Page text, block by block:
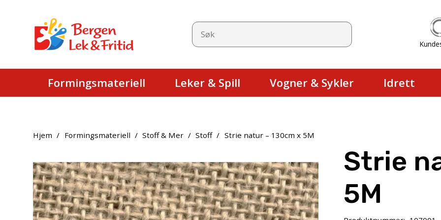
Formingsmateriell Leker & Spill Vogner & Sykler Idrett
Hjem / Formingsmateriell / Stoff & Mer / Stoff / Strie natur – 130cm x 5M
Strie
5M